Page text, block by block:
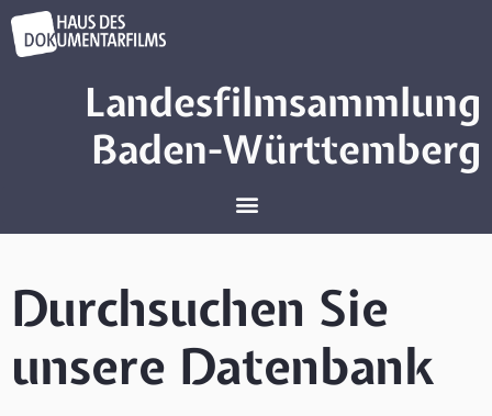
Landesfilmsammlung
Baden-Württemberg
Durchsuchen Sie
unsere Datenbank